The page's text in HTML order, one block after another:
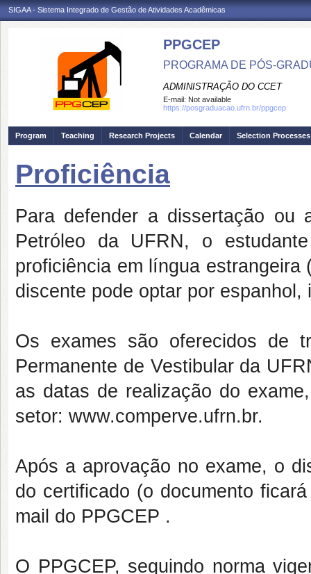
SIGAA - Sistema Integrado de Gestão de Atividades Acadêmicas
PPGCEP
PROGRAMA DE PÓS-
ADMINISTRAÇÃO DO CCET
E-mail: Not available
https://posgraduacao.ufrn.br/ppgcep
Program Teaching Research Projects Calendar Selection Processes
Proficiência
Para defender a dissertação ou
Petróleo da UFRN, o
proficiência em língua
discente pode optar por espanhol,
Os exames são oferecidos de
Permanente de Vestibular da
as datas de realização do
setor: www.comperve.ufrn.br.
Após a aprovação no exame, o
do certificado (o documento
mail do PPGCEP .
O PPGCEP, seguindo norma